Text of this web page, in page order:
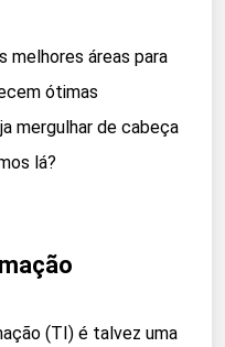
melhores áreas para
ótimas
mergulhar de cabeça
lá?
(TI) é talvez uma